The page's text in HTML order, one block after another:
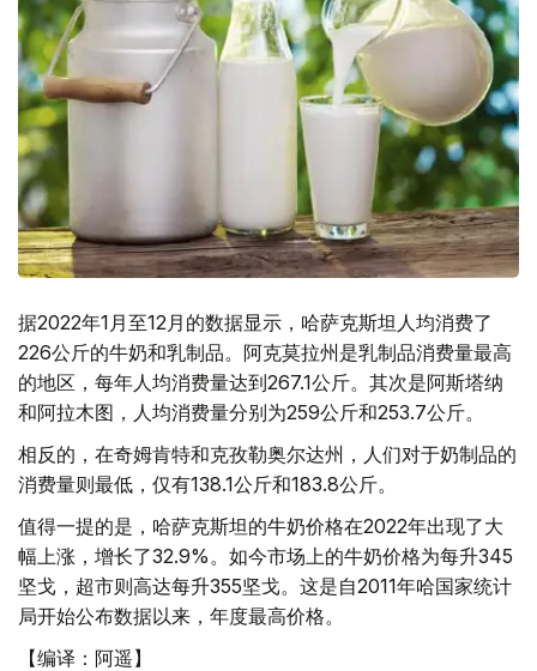
据2022年1月至12月的数据显示，哈萨克斯坦人均消费了
226公斤的牛奶和乳制品。阿克莫拉州是乳制品消费量最高
的地区，每年人均消费量达到267.1公斤。其次是阿斯塔纳
和阿拉木图，人均消费量分别为259公斤和253.7公斤。
相反的，在奇姆肯特和克孜勒奥尔达州，人们对于奶制品的
消费量则最低，仅有138.1公斤和183.8公斤。
值得一提的是，哈萨克斯坦的牛奶价格在2022年出现了大
幅上涨，增长了32.9%。如今市场上的牛奶价格为每升345
坚戈，超市则高达每升355坚戈。这是自2011年哈国家统计
局开始公布数据以来，年度最高价格。
【编译：阿遥】